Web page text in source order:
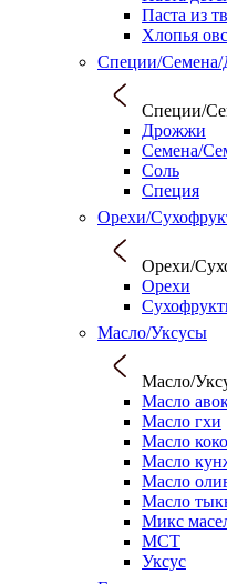
Паста из
Хлопья
Специи/Семена/
Специи/
Дрожжи
Семена/
Соль
Специя
Орехи/
Орехи/
Орехи
Масло/Уксусы
Масло/
Масло
Масло гхи
Масло
Масло
Масло
Масло
Микс
МСТ
Уксус